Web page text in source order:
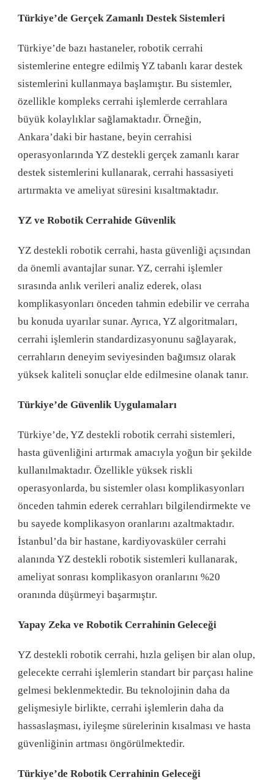
Türkiye’de Gerçek Zamanlı Destek Sistemleri
Türkiye’de bazı hastaneler, robotik cerrahi
sistemlerine entegre edilmiş YZ tabanlı karar destek
sistemlerini kullanmaya başlamıştır. Bu sistemler,
özellikle kompleks cerrahi işlemlerde cerrahlara
büyük kolaylıklar sağlamaktadır. Örneğin,
Ankara’daki bir hastane, beyin cerrahisi
operasyonlarında YZ destekli gerçek zamanlı karar
destek sistemlerini kullanarak, cerrahi hassasiyeti
artırmakta ve ameliyat süresini kısaltmaktadır.
YZ ve Robotik Cerrahide Güvenlik
YZ destekli robotik cerrahi, hasta güvenliği açısından
da önemli avantajlar sunar. YZ, cerrahi işlemler
sırasında anlık verileri analiz ederek, olası
komplikasyonları önceden tahmin edebilir ve cerraha
bu konuda uyarılar sunar. Ayrıca, YZ algoritmaları,
cerrahi işlemlerin standardizasyonunu sağlayarak,
cerrahların deneyim seviyesinden bağımsız olarak
yüksek kaliteli sonuçlar elde edilmesine olanak tanır.
Türkiye’de Güvenlik Uygulamaları
Türkiye’de, YZ destekli robotik cerrahi sistemleri,
hasta güvenliğini artırmak amacıyla yoğun bir şekilde
kullanılmaktadır. Özellikle yüksek riskli
operasyonlarda, bu sistemler olası komplikasyonları
önceden tahmin ederek cerrahları bilgilendirmekte ve
bu sayede komplikasyon oranlarını azaltmaktadır.
İstanbul’da bir hastane, kardiyovasküler cerrahi
alanında YZ destekli robotik sistemleri kullanarak,
ameliyat sonrası komplikasyon oranlarını %20
oranında düşürmeyi başarmıştır.
Yapay Zeka ve Robotik Cerrahinin Geleceği
YZ destekli robotik cerrahi, hızla gelişen bir alan olup,
gelecekte cerrahi işlemlerin standart bir parçası haline
gelmesi beklenmektedir. Bu teknolojinin daha da
gelişmesiyle birlikte, cerrahi işlemlerin daha da
hassaslaşması, iyileşme sürelerinin kısalması ve hasta
güvenliğinin artması öngörülmektedir.
Türkiye’de Robotik Cerrahinin Geleceği